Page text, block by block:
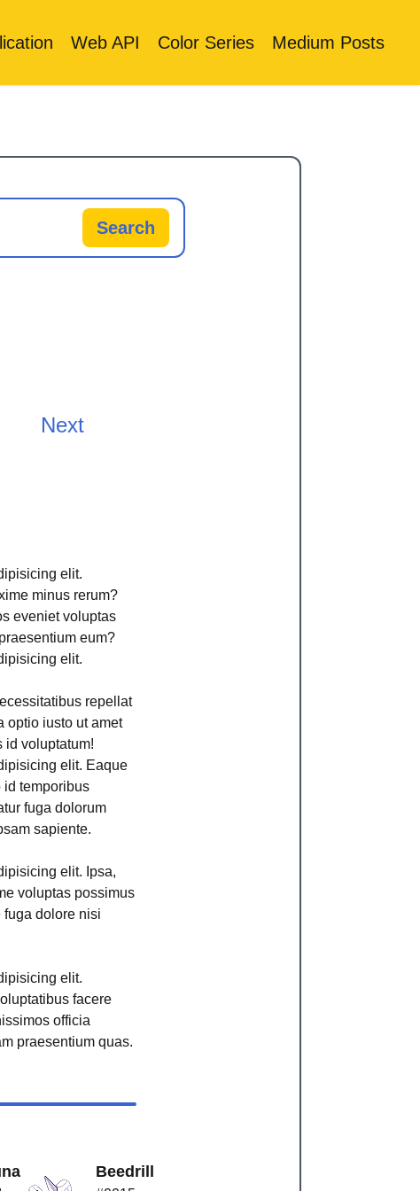
Web API Color Series Medium Posts
Search
Next
elit.
minus rerum?
eveniet voluptas
eum?
elit.
repellat
optio iusto ut amet
id voluptatum!
elit. Eaque
id temporibus
fuga dolorum
sapiente.
elit. Ipsa,
voluptas possimus
dolore nisi
elit.
facere
officia
praesentium quas.
Beedrill